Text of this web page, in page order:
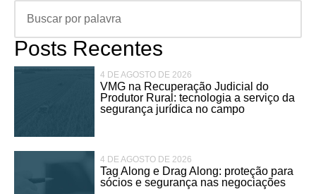
Posts Recentes
4 DE AGOSTO DE 2026
VMG na Recuperação Judicial do
Produtor Rural: tecnologia a serviço da
segurança jurídica no campo
4 DE AGOSTO DE 2026
Tag Along e Drag Along: proteção para
sócios e segurança nas negociações